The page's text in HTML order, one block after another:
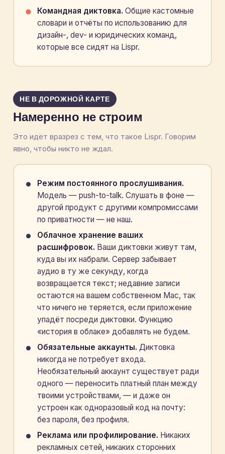
Командная диктовка. Общие кастомные
словари и отчёты по использованию для
дизайн-, dev- и юридических команд,
которые все сидят на Lispr.
НЕ В ДОРОЖНОЙ КАРТЕ
Намеренно не строим
Это идёт вразрез с тем, что такое Lispr. Говорим
явно, чтобы никто не ждал.
Режим постоянного прослушивания.
Модель — push-to-talk. Слушать в фоне —
другой продукт с другими компромиссами
по приватности — не наш.
Облачное хранение ваших
расшифровок. Ваши диктовки живут там,
куда вы их набрали. Сервер забывает
аудио в ту же секунду, когда
возвращается текст; недавние записи
остаются на вашем собственном Mac, так
что ничего не теряется, если приложение
упадёт посреди диктовки. Функцию
«история в облаке» добавлять не будем.
Обязательные аккаунты. Диктовка
никогда не потребует входа.
Необязательный аккаунт существует ради
одного — переносить платный план между
твоими устройствами, — и даже он
устроен как одноразовый код на почту:
без пароля, без профиля.
Реклама или профилирование. Никаких
рекламных сетей, никаких сторонних